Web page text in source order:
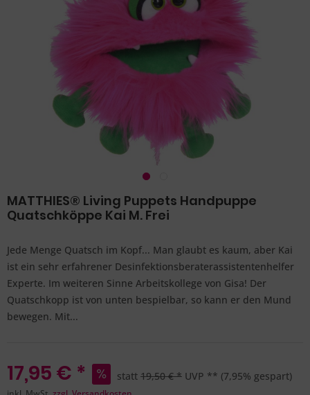
MATTHIES® Living Puppets Handpuppe
Quatschköppe Kai M. Frei
Jede Menge Quatsch im Kopf... Man glaubt es kaum, aber Kai
ist ein sehr erfahrener Desinfektionsberaterassistentenhelfer
Experte. Im weiteren Sinne Arbeitskollege von Gisa! Der
Quatschkopp ist von unten bespielbar, so kann er den Mund
bewegen. Mit...
17,95 € * statt 19,50 € * UVP ** (7,95% gespart)